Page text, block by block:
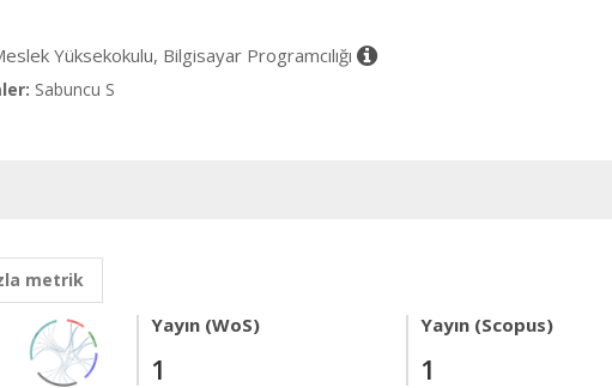
Yüksekokulu, Bilgisayar Programcılığı
Sabuncu S
metrik
Yayın (WoS)
1
Yayın (Scopus)
1